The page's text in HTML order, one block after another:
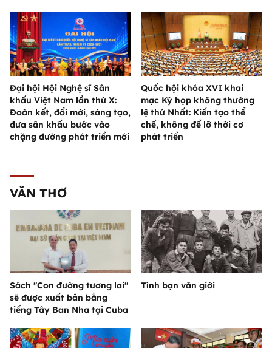
Đại hội Hội Nghệ sĩ Sân
khấu Việt Nam lần thứ X:
Đoàn kết, đổi mới, sáng tạo,
đưa sân khấu bước vào
chặng đường phát triển mới
Quốc hội khóa XVI khai
mạc Kỳ họp không thường
lệ thứ Nhất: Kiến tạo thể
chế, không để lỡ thời cơ
phát triển
VĂN THƠ
Sách "Con đường tương lai"
sẽ được xuất bản bằng
tiếng Tây Ban Nha tại Cuba
Tình bạn văn giới